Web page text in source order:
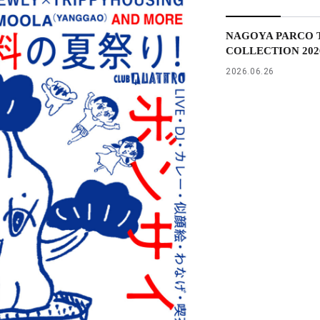
NAGOYA PARCO
COLLECTION
2026.06.26